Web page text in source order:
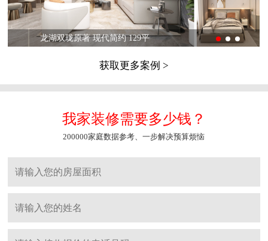
龙湖双珑原著 现代简约 129平
获取更多案例 >
我家装修需要多少钱？
200000家庭数据参考、一步解决预算烦恼